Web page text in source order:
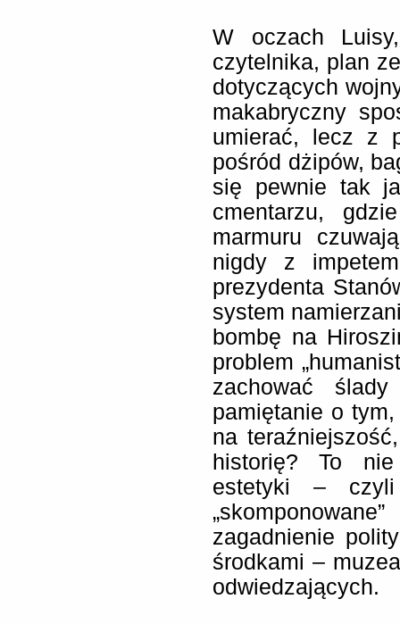
W oczach
czytelnika, plan
dotyczących
makabryczny
umierać, lecz z
pośród dżipów,
się pewnie tak
cmentarzu,
marmuru
nigdy z
prezydenta
system
bombę na
problem
zachować
pamiętanie o tym,
na
historię? To
estetyki –
zagadnienie
środkami –
odwiedzających.